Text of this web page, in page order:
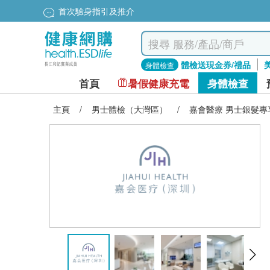
首次驗身指引及推介
身體檢查 體檢送現金券/禮品
首頁 暑假健康充電 身體檢查
主頁 / 男士體檢（大灣區） / 嘉會醫療 男士銀髮